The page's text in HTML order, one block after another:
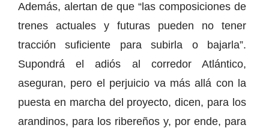
Además, alertan de que “las composiciones de
trenes actuales y futuras pueden no tener
tracción suficiente para subirla o bajarla”.
Supondrá el adiós al corredor Atlántico,
aseguran, pero el perjuicio va más allá con la
puesta en marcha del proyecto, dicen, para los
arandinos, para los ribereños y, por ende, para